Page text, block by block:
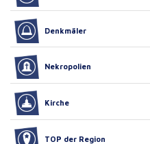
Denkmäler
Nekropolien
Kirche
TOP der Region